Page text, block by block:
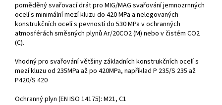
poměděný svařovací drát pro MIG/MAG svařování jemnozrnných
ocelí s minimální mezí kluzu do 420 MPa a nelegovaných
konstrukčních ocelí s pevností do 530 MPa v ochranných
atmosférách směsných plynů Ar/20CO2 (M) nebo v čistém CO2
(C).
Vhodný pro svařování většiny základních konstrukčních ocelí s
mezí kluzu od 235MPa až po 420MPa, například P 235/S 235 až
P420/S 420
Ochranný plyn (EN ISO 14175): M21, C1